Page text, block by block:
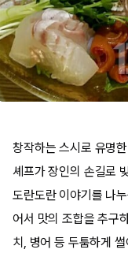
창작하는 스시로 유명
셰프가 장인의 손길로
도란도란 이야기를 나
어서 맛의 조합을 추구
치, 병어 등 두툼하게